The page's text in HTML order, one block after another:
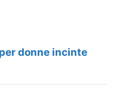
donne incinte